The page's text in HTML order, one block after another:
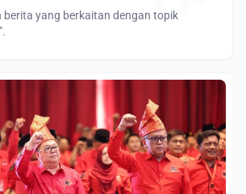
berita yang berkaitan dengan topik